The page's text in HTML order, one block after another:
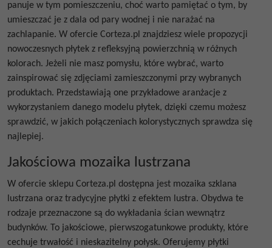
panuje w tym pomieszczeniu, choć warto pamiętać o tym, by
umieszczać je z dala od pary wodnej i nie narażać na
zachlapanie. W ofercie Corteza.pl znajdziesz wiele propozycji
nowoczesnych płytek z refleksyjną powierzchnią w różnych
kolorach. Jeżeli nie masz pomysłu, które wybrać, warto
zainspirować się zdjęciami zamieszczonymi przy wybranych
produktach. Przedstawiają one przykładowe aranżacje z
wykorzystaniem danego modelu płytek, dzięki czemu możesz
sprawdzić, w jakich połączeniach kolorystycznych sprawdza się
najlepiej.
Jakościowa mozaika lustrzana
W ofercie sklepu Corteza.pl dostępna jest mozaika szklana
lustrzana oraz tradycyjne płytki z efektem lustra. Obydwa te
rodzaje przeznaczone są do wykładania ścian wewnątrz
budynków. To jakościowe, pierwszogatunkowe produkty, które
cechuje trwałość i nieskazitelny połysk. Oferujemy płytki